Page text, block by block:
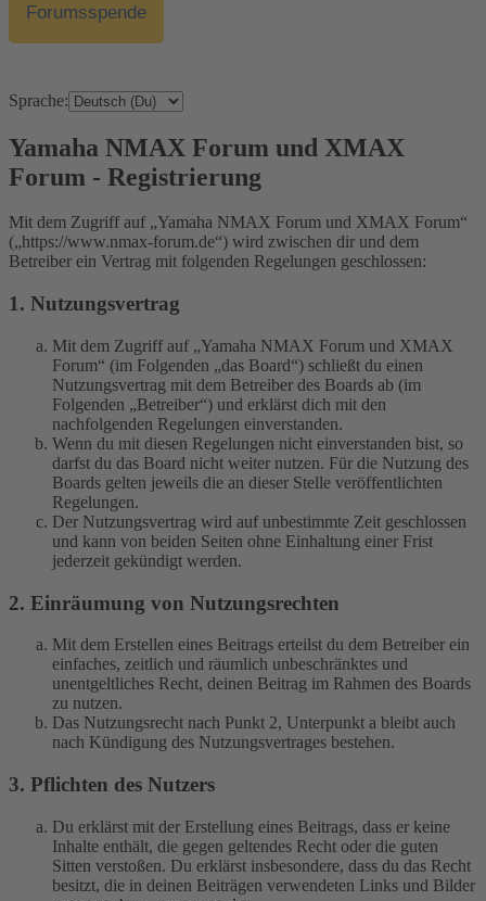
Forumsspende
Sprache:
Yamaha NMAX Forum und XMAX
Forum - Registrierung
Mit dem Zugriff auf „Yamaha NMAX Forum und XMAX Forum“
(„https://www.nmax-forum.de“) wird zwischen dir und dem
Betreiber ein Vertrag mit folgenden Regelungen geschlossen:
1. Nutzungsvertrag
Mit dem Zugriff auf „Yamaha NMAX Forum und XMAX
Forum“ (im Folgenden „das Board“) schließt du einen
Nutzungsvertrag mit dem Betreiber des Boards ab (im
Folgenden „Betreiber“) und erklärst dich mit den
nachfolgenden Regelungen einverstanden.
Wenn du mit diesen Regelungen nicht einverstanden bist, so
darfst du das Board nicht weiter nutzen. Für die Nutzung des
Boards gelten jeweils die an dieser Stelle veröffentlichten
Regelungen.
Der Nutzungsvertrag wird auf unbestimmte Zeit geschlossen
und kann von beiden Seiten ohne Einhaltung einer Frist
jederzeit gekündigt werden.
2. Einräumung von Nutzungsrechten
Mit dem Erstellen eines Beitrags erteilst du dem Betreiber ein
einfaches, zeitlich und räumlich unbeschränktes und
unentgeltliches Recht, deinen Beitrag im Rahmen des Boards
zu nutzen.
Das Nutzungsrecht nach Punkt 2, Unterpunkt a bleibt auch
nach Kündigung des Nutzungsvertrages bestehen.
3. Pflichten des Nutzers
Du erklärst mit der Erstellung eines Beitrags, dass er keine
Inhalte enthält, die gegen geltendes Recht oder die guten
Sitten verstoßen. Du erklärst insbesondere, dass du das Recht
besitzt, die in deinen Beiträgen verwendeten Links und Bilder